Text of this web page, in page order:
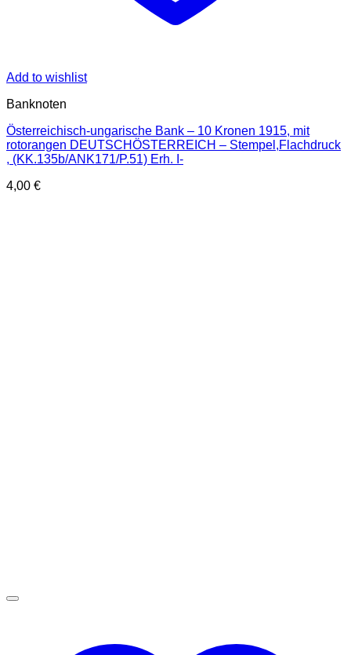
Add to wishlist
Banknoten
Österreichisch-ungarische Bank – 10 Kronen 1915, mit
rotorangen DEUTSCHÖSTERREICH – Stempel,Flachdruck
, (KK.135b/ANK171/P.51) Erh. I-
4,00 €